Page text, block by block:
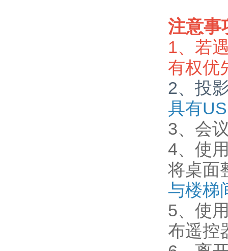
注意事
1、若
有权优
2、投
具有
3、会
4、使
将桌面
与楼梯
5、使
布遥控